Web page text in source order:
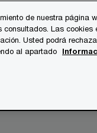
Sectores Temas
de nuestra página
Las
Usted podrá
al apartado